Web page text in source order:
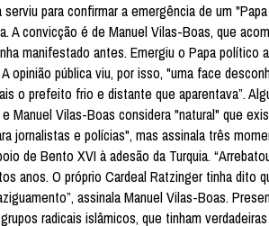
para confirmar a emergência de um
A convicção é de Manuel Vilas-Boas, que
manifestado antes. Emergiu o Papa
opinião pública viu, por isso, "uma face
o prefeito frio e distante que aparentava”.
Manuel Vilas-Boas considera "natural" que
jornalistas e polícias", mas assinala três
de Bento XVI à adesão da Turquia.
anos. O próprio Cardeal Ratzinger tinha dito
assinala Manuel Vilas-Boas.
radicais islâmicos, que tinham